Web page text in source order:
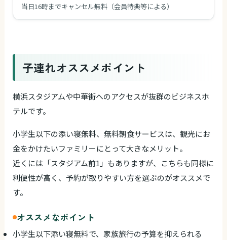
当日16時までキャンセル無料（会員特典等による）
子連れオススメポイント
横浜スタジアムや中華街へのアクセスが抜群のビジネスホ
テルです。
小学生以下の添い寝無料、無料朝食サービスは、観光にお
金をかけたいファミリーにとって大きなメリット。
近くには「スタジアム前1」もありますが、こちらも同様に
利便性が高く、予約が取りやすい方を選ぶのがオススメで
す。
オススメなポイント
小学生以下添い寝無料で、家族旅行の予算を抑えられる